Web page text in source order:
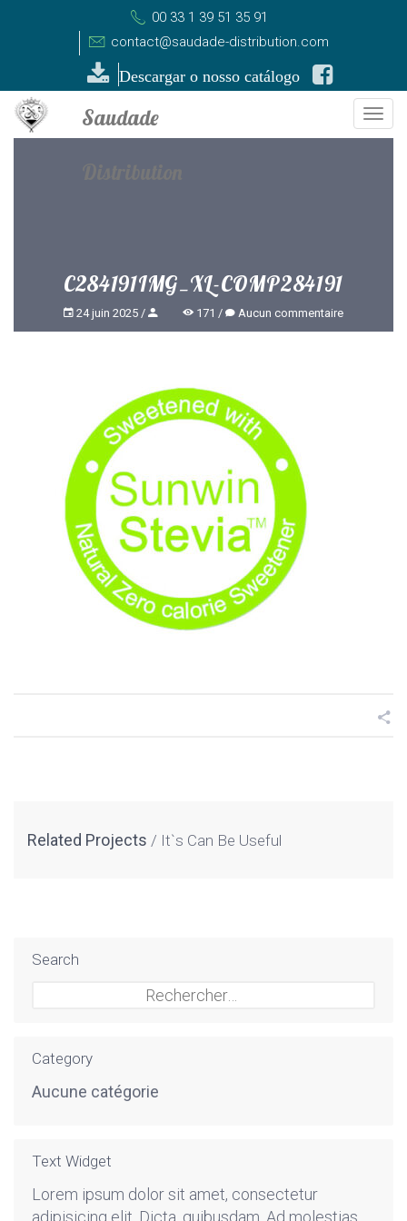
00 33 1 39 51 35 91
contact@saudade-distribution.com
Descargar o nosso catálogo
C284191IMG_XL-COMP284191
24 juin 2025 171 Aucun commentaire
Related Projects It`s Can Be Useful
Search
Category
Aucune catégorie
Text Widget
Lorem ipsum dolor sit amet, consectetur
adipisicing elit. Dicta, quibusdam. Ad molestias